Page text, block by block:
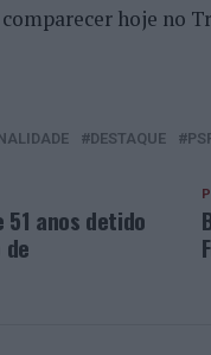
hoje no
DESTAQUE
51 anos detido